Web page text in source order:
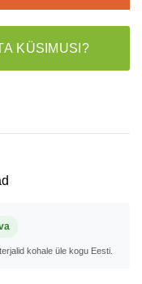
KÜSIMUSI?
kohale üle kogu Eesti.